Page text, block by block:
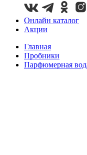
Онлайн каталог
Акции
Главная
Пробники
Парфюмерная